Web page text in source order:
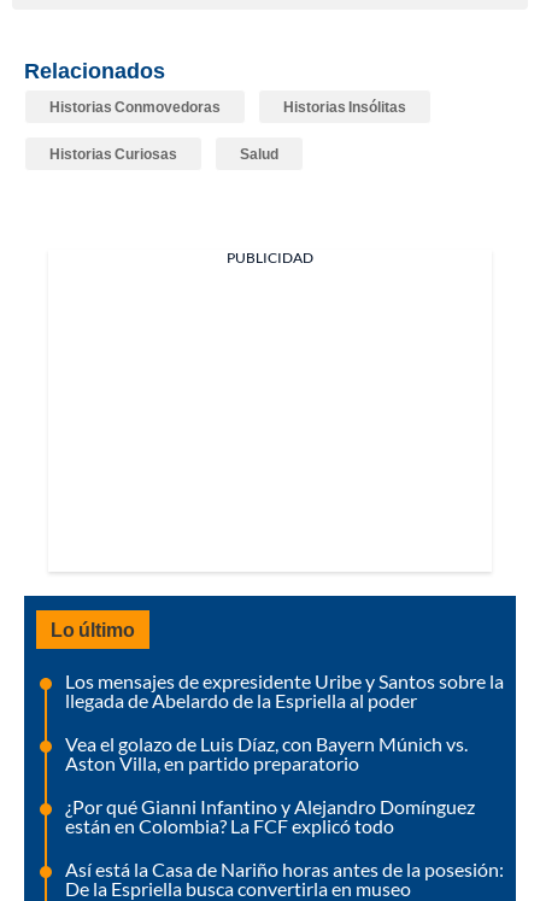
Relacionados
Historias Conmovedoras Historias Insólitas
Historias Curiosas Salud
PUBLICIDAD
Lo último
Los mensajes de expresidente Uribe y Santos sobre la
llegada de Abelardo de la Espriella al poder
Vea el golazo de Luis Díaz, con Bayern Múnich vs.
Aston Villa, en partido preparatorio
¿Por qué Gianni Infantino y Alejandro Domínguez
están en Colombia? La FCF explicó todo
Así está la Casa de Nariño horas antes de la posesión:
De la Espriella busca convertirla en museo